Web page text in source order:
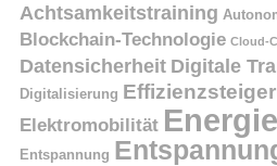
Achtsamkeitstraining
Blockchain-Technologie Cloud-
Datensicherheit Digitale
Digitalisierung
Elektromobilität
Entspannung